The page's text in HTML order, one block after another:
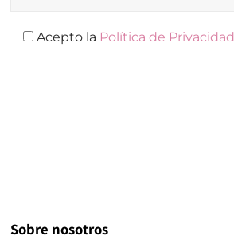
Acepto la Política de Privacidad
Sobre nosotros